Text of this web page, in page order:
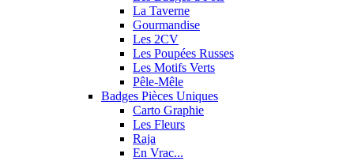
La Taverne
Gourmandise
Les 2CV
Les Poupées Russes
Les Motifs Verts
Pêle-Mêle
Badges Pièces Uniques
Carto Graphie
Les Fleurs
Raja
En Vrac...